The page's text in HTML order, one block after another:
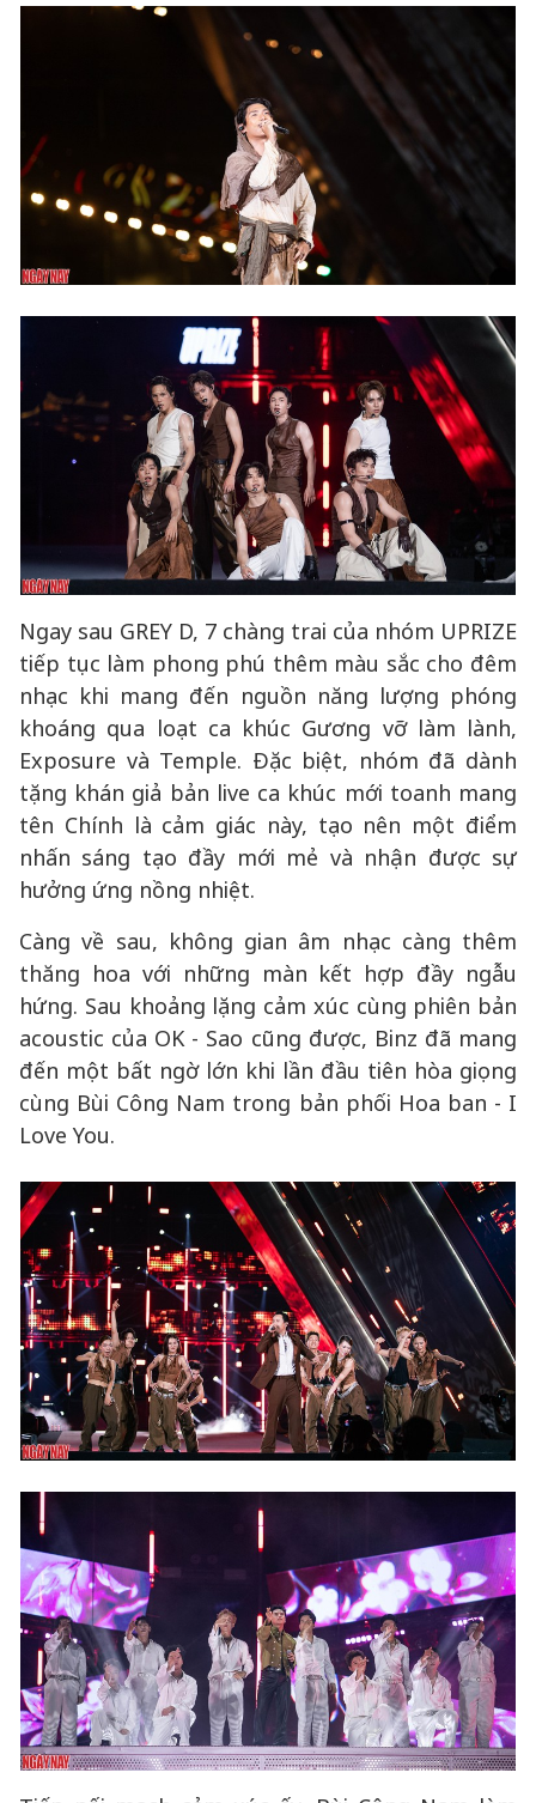
Ngay sau GREY D, 7 chàng trai của nhóm UPRIZE
tiếp tục làm phong phú thêm màu sắc cho đêm
nhạc khi mang đến nguồn năng lượng phóng
khoáng qua loạt ca khúc Gương vỡ làm lành,
Exposure và Temple. Đặc biệt, nhóm đã dành
tặng khán giả bản live ca khúc mới toanh mang
tên Chính là cảm giác này, tạo nên một điểm
nhấn sáng tạo đầy mới mẻ và nhận được sự
hưởng ứng nồng nhiệt.
Càng về sau, không gian âm nhạc càng thêm
thăng hoa với những màn kết hợp đầy ngẫu
hứng. Sau khoảng lặng cảm xúc cùng phiên bản
acoustic của OK - Sao cũng được, Binz đã mang
đến một bất ngờ lớn khi lần đầu tiên hòa giọng
cùng Bùi Công Nam trong bản phối Hoa ban - I
Love You.